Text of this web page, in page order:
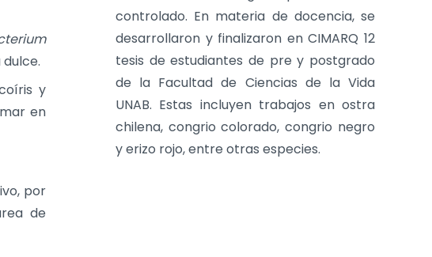
y
en
por
de
controlado. En materia de docencia, se
desarrollaron y finalizaron en CIMARQ 12
tesis de estudiantes de pre y postgrado
de la Facultad de Ciencias de la Vida
UNAB. Estas incluyen trabajos en ostra
chilena, congrio colorado, congrio negro
y erizo rojo, entre otras especies.